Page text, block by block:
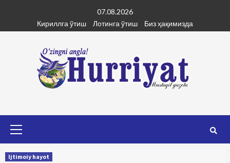
content
07.08.2026
Кириллга ўтиш
Лотинга ўтиш Биз ҳақимизда
Ijtimoiy hayot